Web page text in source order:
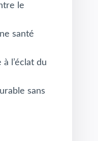
le
santé
l’éclat du
sans